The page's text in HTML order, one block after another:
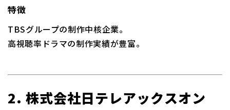
特徴
TBSグループの制作中核企業。
高視聴率ドラマの制作実績が豊富。
2. 株式会社日テレアックスオン